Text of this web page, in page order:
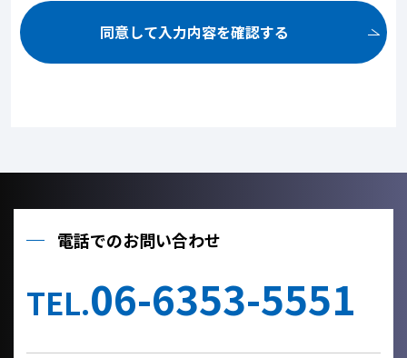
お問い合せ頂いた内容に関して、必要な書類の郵送のため。
ん。
利用目的の達成に必要な範囲内において、個人情報の取扱いを他
他の事業者へ個人情報を委託する場合は、個人情報保護体制が整
を締結いたします。
当社への個人情報の利用目的の通知、開示、内容の訂正、追加ま
報の取り扱いに関する苦情は、以下の連絡先までご連絡くださ
同意して入力内容を確認する
電話でのお問い合わせ
TEL.06-6353-5551